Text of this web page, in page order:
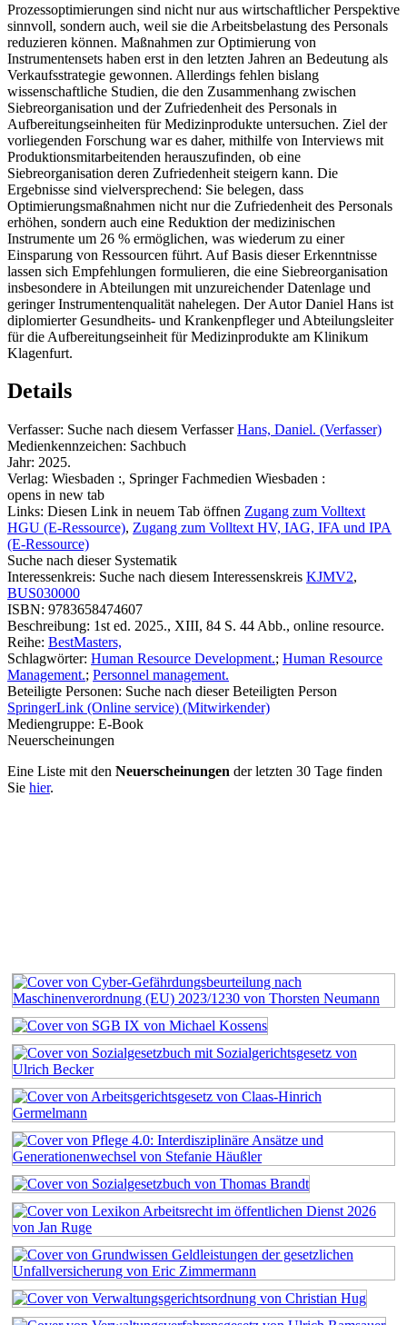
Prozessoptimierungen sind nicht nur aus wirtschaftlicher Perspektive
sinnvoll, sondern auch, weil sie die Arbeitsbelastung des Personals
reduzieren können. Maßnahmen zur Optimierung von
Instrumentensets haben erst in den letzten Jahren an Bedeutung als
Verkaufsstrategie gewonnen. Allerdings fehlen bislang
wissenschaftliche Studien, die den Zusammenhang zwischen
Siebreorganisation und der Zufriedenheit des Personals in
Aufbereitungseinheiten für Medizinprodukte untersuchen. Ziel der
vorliegenden Forschung war es daher, mithilfe von Interviews mit
Produktionsmitarbeitenden herauszufinden, ob eine
Siebreorganisation deren Zufriedenheit steigern kann. Die
Ergebnisse sind vielversprechend: Sie belegen, dass
Optimierungsmaßnahmen nicht nur die Zufriedenheit des Personals
erhöhen, sondern auch eine Reduktion der medizinischen
Instrumente um 26 % ermöglichen, was wiederum zu einer
Einsparung von Ressourcen führt. Auf Basis dieser Erkenntnisse
lassen sich Empfehlungen formulieren, die eine Siebreorganisation
insbesondere in Abteilungen mit unzureichender Datenlage und
geringer Instrumentenqualität nahelegen. Der Autor Daniel Hans ist
diplomierter Gesundheits- und Krankenpfleger und Abteilungsleiter
für die Aufbereitungseinheit für Medizinprodukte am Klinikum
Klagenfurt.
Details
Verfasser: Suche nach diesem Verfasser Hans, Daniel. (Verfasser)
Medienkennzeichen: Sachbuch
Jahr: 2025.
Verlag: Wiesbaden :, Springer Fachmedien Wiesbaden :
opens in new tab
Links: Diesen Link in neuem Tab öffnen Zugang zum Volltext
HGU (E-Ressource), Zugang zum Volltext HV, IAG, IFA und IPA
(E-Ressource)
Suche nach dieser Systematik
Interessenkreis: Suche nach diesem Interessenskreis KJMV2,
BUS030000
ISBN: 9783658474607
Beschreibung: 1st ed. 2025., XIII, 84 S. 44 Abb., online resource.
Reihe: BestMasters,
Schlagwörter: Human Resource Development.; Human Resource
Management.; Personnel management.
Beteiligte Personen: Suche nach dieser Beteiligten Person
SpringerLink (Online service) (Mitwirkender)
Mediengruppe: E-Book
Neuerscheinungen
Eine Liste mit den Neuerscheinungen der letzten 30 Tage finden
Sie hier.